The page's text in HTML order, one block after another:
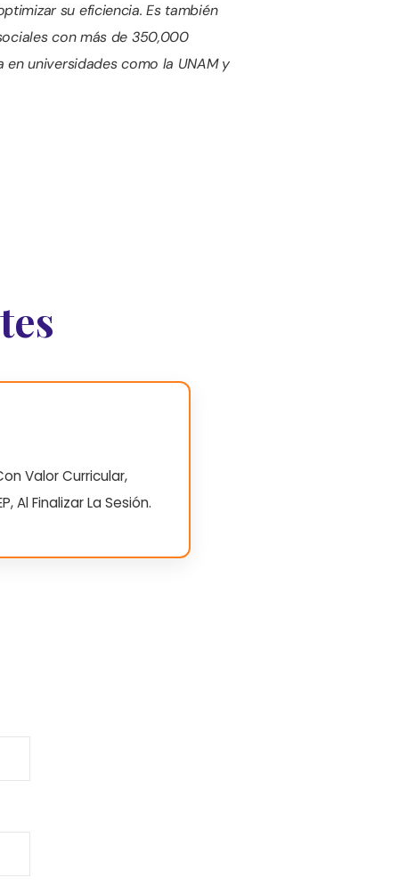
su eficiencia. Es también
con más de 350,000
universidades como la UNAM y
Valor Curricular,
Al Finalizar La Sesión.